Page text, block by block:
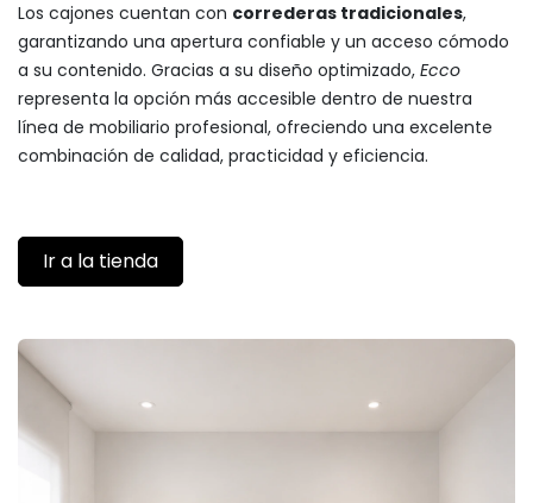
Los cajones cuentan con correderas tradicionales,
garantizando una apertura confiable y un acceso cómodo
a su contenido. Gracias a su diseño optimizado, Ecco
representa la opción más accesible dentro de nuestra
línea de mobiliario profesional, ofreciendo una excelente
combinación de calidad, practicidad y eficiencia.
Ir a la tienda